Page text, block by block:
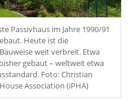
Passivhaus im Jahre 1990/91
Heute ist die
weit verbreit. Etwa
gebaut – weltweit etwa
Foto: Christian
Association (iPHA)